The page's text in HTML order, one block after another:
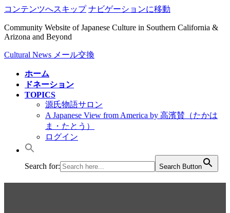
コンテンツへスキップ ナビゲーションに移動
Community Website of Japanese Culture in Southern California &
Arizona and Beyond
Cultural News メール交換
ホーム
ドネーション
TOPICS
源氏物語サロン
A Japanese View from America by 高濱賛（たかは
ま・たとう）
ログイン
Search for: Search Button